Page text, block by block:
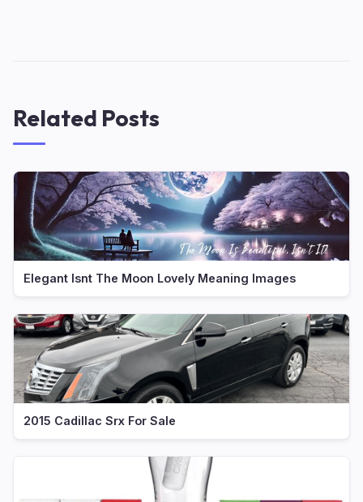
Related Posts
Elegant Isnt The Moon Lovely Meaning Images
2015 Cadillac Srx For Sale